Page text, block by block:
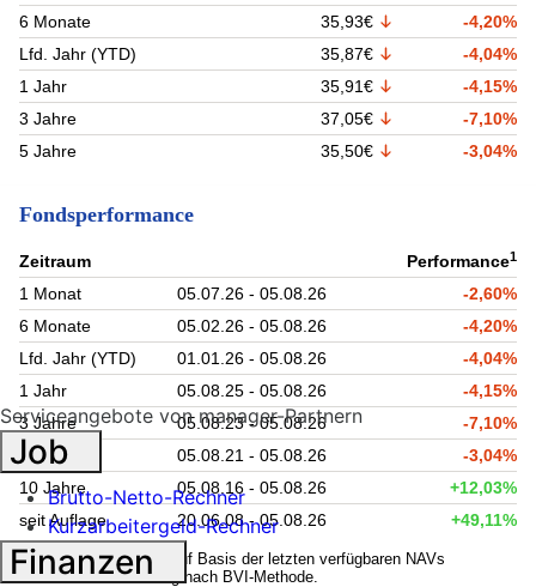
6 Monate
35,93€
-4,20%
Lfd. Jahr (YTD)
35,87€
-4,04%
1 Jahr
35,91€
-4,15%
3 Jahre
37,05€
-7,10%
5 Jahre
35,50€ -3,04%
Fondsperformance
Zeitraum Performance1
1 Monat 05.07.26 - 05.08.26
-2,60%
6 Monate
05.02.26 - 05.08.26
-4,20%
Lfd. Jahr (YTD)
01.01.26 - 05.08.26
-4,04%
1 Jahr
05.08.25 - 05.08.26
-4,15%
3 Jahre
05.08.23 - 05.08.26
-7,10%
5 Jahre
05.08.21 - 05.08.26
-3,04%
10 Jahre
05.08.16 - 05.08.26
+12,03%
seit Auflage
20.06.08 - 05.08.26 +49,11%
1Kennzahlen werden auf Basis der letzten verfügbaren NAVs
berechnet. Berechnung nach BVI-Methode.
Serviceangebote von manager-Partnern
Job
Brutto-Netto-Rechner
Kurzarbeitergeld-Rechner
Finanzen